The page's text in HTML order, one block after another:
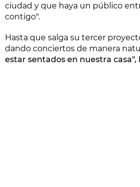
ciudad y que haya un público
contigo".
Hasta que salga su tercer
dando conciertos de manera
estar sentados en nuestra casa",